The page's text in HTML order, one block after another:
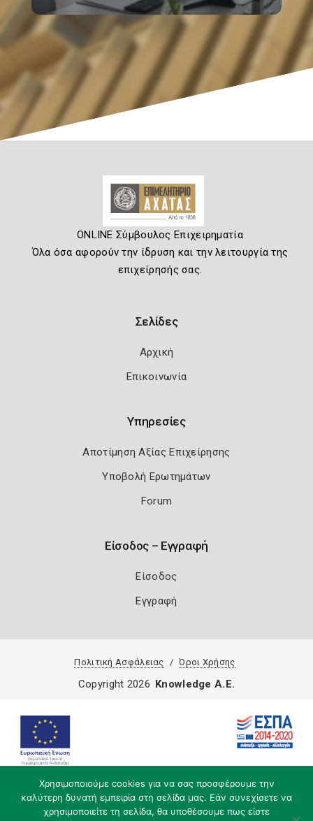
ONLINE Σύμβουλος Επιχειρηματία
Όλα όσα αφορούν την ίδρυση και την λειτουργία της
επιχείρησής σας.
Σελίδες
Αρχική
Επικοινωνία
Υπηρεσίες
Αποτίμηση Αξίας Επιχείρησης
Υποβολή Ερωτημάτων
Forum
Είσοδος – Εγγραφή
Είσοδος
Εγγραφή
Πολιτική Ασφάλειας Όροι Χρήσης
Χρησιμοποιούμε cookies για να σας προσφέρουμε την
καλύτερη δυνατή εμπειρία στη σελίδα μας. Εάν συνεχίσετε να
χρησιμοποιείτε τη σελίδα, θα υποθέσουμε πως είστε
Copyright 2026 Knowledge A.E.